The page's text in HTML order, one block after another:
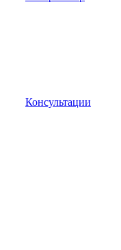
Консультации